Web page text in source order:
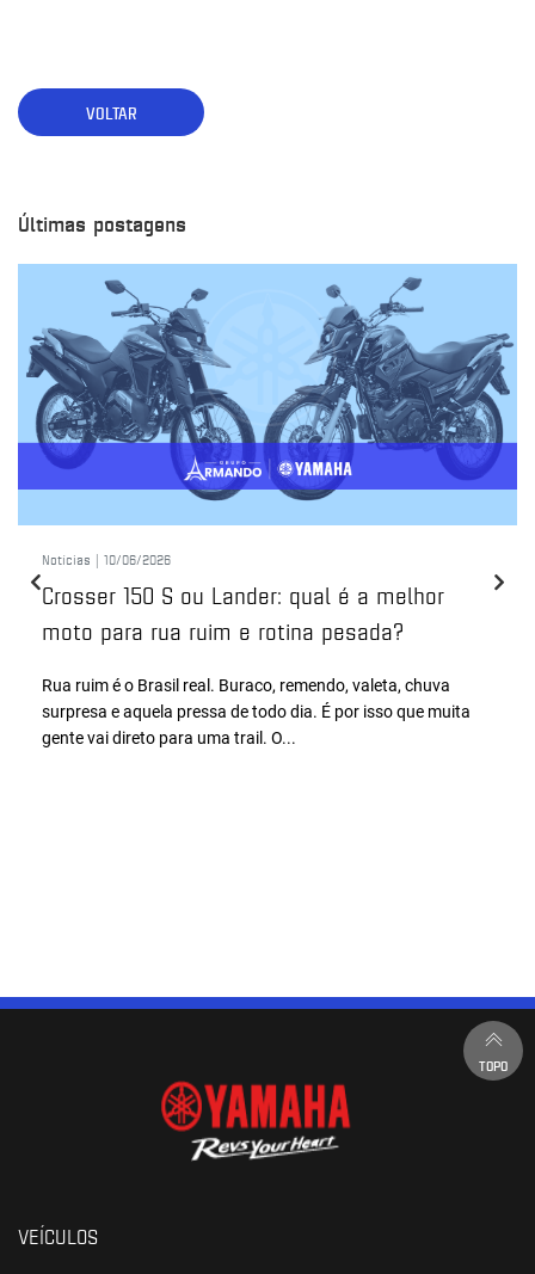
VOLTAR
Últimas postagens
Notícias | 10/06/2026
Crosser 150 S ou Lander: qual é a melhor
moto para rua ruim e rotina pesada?
Rua ruim é o Brasil real. Buraco, remendo, valeta, chuva
surpresa e aquela pressa de todo dia. É por isso que muita
gente vai direto para uma trail. O...
TOPO
VEÍCULOS